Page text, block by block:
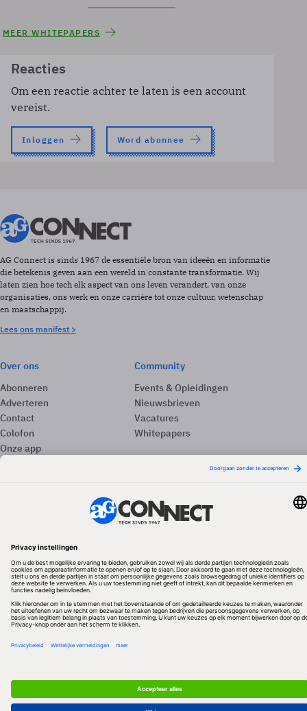
MEER WHITEPAPERS
Reacties
Om een reactie achter te laten is een account
vereist.
Inloggen Word abonnee
AG Connect is sinds 1967 de essentiële bron van ideeën en informatie
die betekenis geven aan een wereld in constante transformatie. Wij
laten zien hoe tech elk aspect van ons leven verandert, van onze
organisaties, ons werk en onze carrière tot onze cultuur, wetenschap
en maatschappij.
Lees ons manifest >
Over ons
Abonneren
Adverteren
Contact
Colofon
Onze app
Community
Events & Opleidingen
Nieuwsbrieven
Vacatures
Whitepapers
Redactionele partner
Algemene Voorwaarden & Copyrights